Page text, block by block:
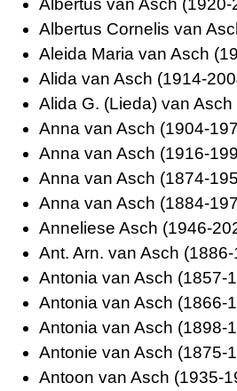
Albertus van Asch (1920-
Albertus Cornelis van
Aleida Maria van Asch
Alida van Asch (1914-
Alida G. (Lieda) van
Anna van Asch (1904-
Anna van Asch (1916-
Anna van Asch (1874-
Anna van Asch (1884-
Anneliese Asch (1946-
Ant. Arn. van Asch
Antonia van Asch (1857-
Antonia van Asch (1866-
Antonia van Asch (1898-
Antonie van Asch (1875-
Antoon van Asch (1935-